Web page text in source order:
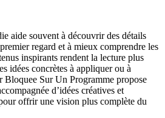
aide souvent à découvrir des détails
regard et à mieux comprendre les
inspirants rendent la lecture plus
idées concrètes à appliquer ou à
Sur Un Programme propose
d’idées créatives et
offrir une vision plus complète du